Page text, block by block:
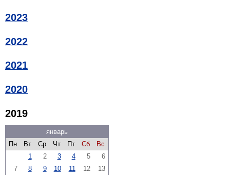
2023
2022
2021
2020
2019
январь
Пн
Вт Ср Чт Пт Сб
Вс
1
2 3 4 5
6
7
8 9 10 11 12
13